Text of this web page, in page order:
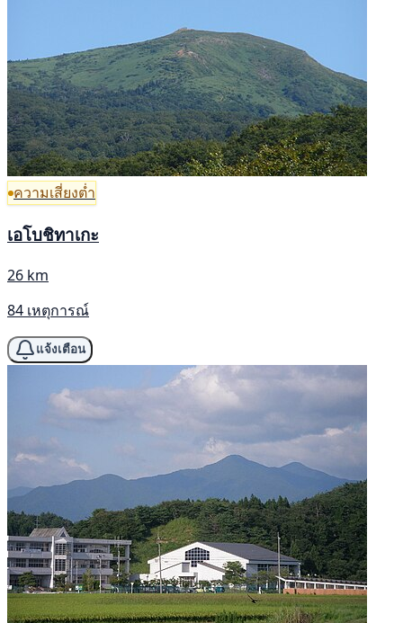
ความเสี่ยงต่ำ
เอโบชิทาเกะ
26 km
84 เหตุการณ์
แจ้งเตือน